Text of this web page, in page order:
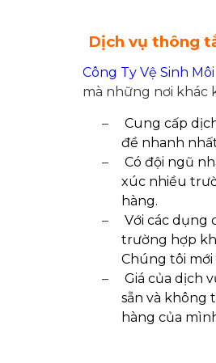
Dịch vụ thông
Công Ty Vệ Sinh
mà những nơi khác
–
Cung cấp
đề nhanh
–
Có đội ngũ
xúc nhiều
hàng.
–
Với các dụng
trường hợp
Chúng tôi
–
Giá của dịch
sẵn và không
hàng của